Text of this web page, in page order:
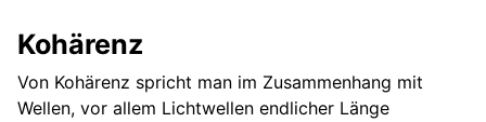
Kohärenz
Von Kohärenz spricht man im Zusammenhang mit
Wellen, vor allem Lichtwellen endlicher Länge